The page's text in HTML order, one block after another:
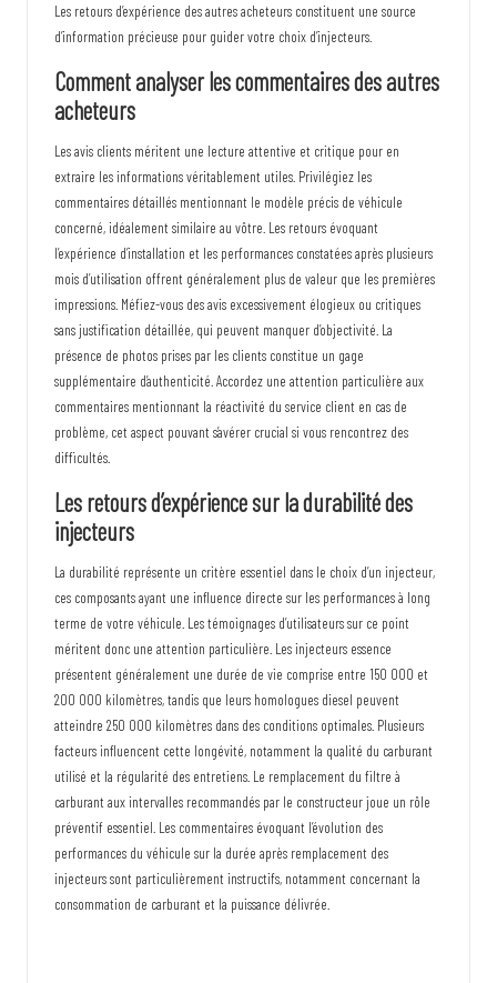
Les retours d’expérience des autres acheteurs constituent une source
d’information précieuse pour guider votre choix d’injecteurs.
Comment analyser les commentaires des autres
acheteurs
Les avis clients méritent une lecture attentive et critique pour en
extraire les informations véritablement utiles. Privilégiez les
commentaires détaillés mentionnant le modèle précis de véhicule
concerné, idéalement similaire au vôtre. Les retours évoquant
l’expérience d’installation et les performances constatées après plusieurs
mois d’utilisation offrent généralement plus de valeur que les premières
impressions. Méfiez-vous des avis excessivement élogieux ou critiques
sans justification détaillée, qui peuvent manquer d’objectivité. La
présence de photos prises par les clients constitue un gage
supplémentaire d’authenticité. Accordez une attention particulière aux
commentaires mentionnant la réactivité du service client en cas de
problème, cet aspect pouvant s’avérer crucial si vous rencontrez des
difficultés.
Les retours d’expérience sur la durabilité des
injecteurs
La durabilité représente un critère essentiel dans le choix d’un injecteur,
ces composants ayant une influence directe sur les performances à long
terme de votre véhicule. Les témoignages d’utilisateurs sur ce point
méritent donc une attention particulière. Les injecteurs essence
présentent généralement une durée de vie comprise entre 150 000 et
200 000 kilomètres, tandis que leurs homologues diesel peuvent
atteindre 250 000 kilomètres dans des conditions optimales. Plusieurs
facteurs influencent cette longévité, notamment la qualité du carburant
utilisé et la régularité des entretiens. Le remplacement du filtre à
carburant aux intervalles recommandés par le constructeur joue un rôle
préventif essentiel. Les commentaires évoquant l’évolution des
performances du véhicule sur la durée après remplacement des
injecteurs sont particulièrement instructifs, notamment concernant la
consommation de carburant et la puissance délivrée.